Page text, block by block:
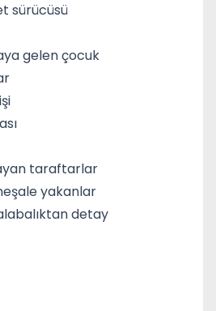
sürücüsü
gelen çocuk
taraftarlar
yakanlar
detay